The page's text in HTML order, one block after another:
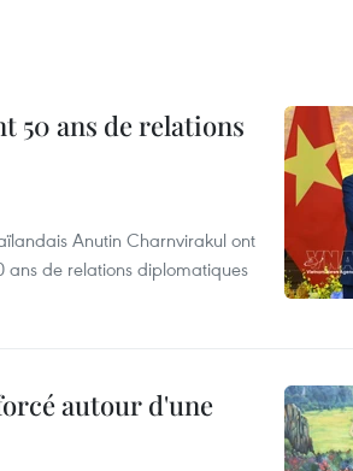
50 ans de relations
Anutin Charnvirakul ont
ans de relations diplomatiques
autour d'une